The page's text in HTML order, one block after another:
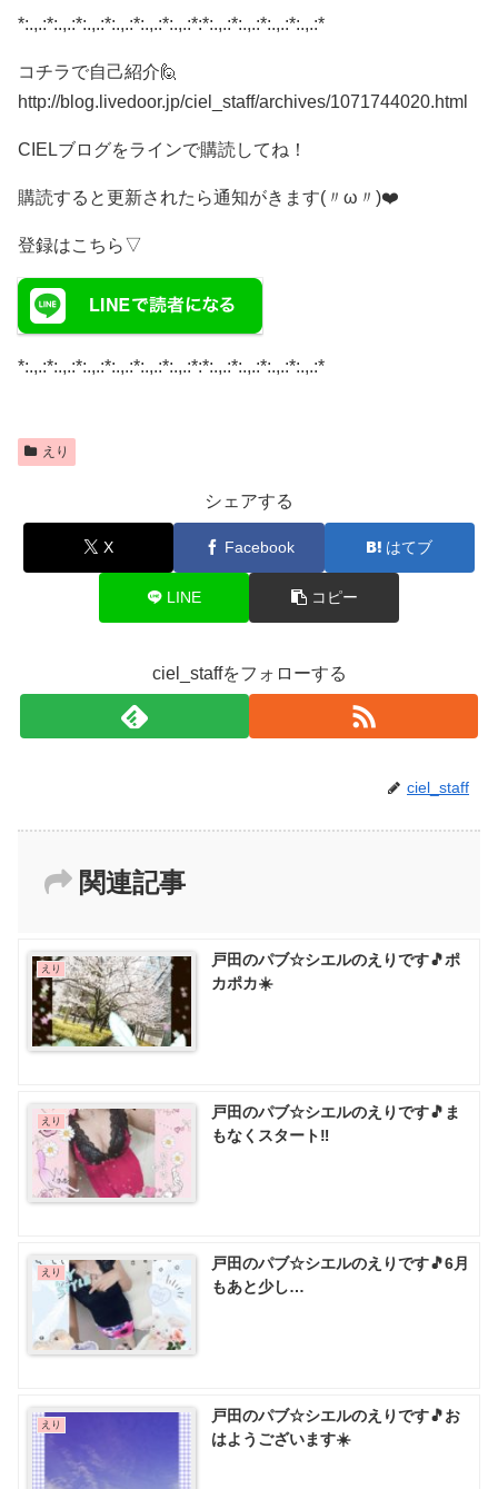
*:.,.:*:.,.:*:.,.:*:.,.:*:.,.:*:.,.:*:*:.,.:*:.,.:*:.,.:*:.,.:*
コチラで自己紹介🙋
http://blog.livedoor.jp/ciel_staff/archives/1071744020.html
CIELブログをラインで購読してね！
購読すると更新されたら通知がきます(〃ω〃)❤️
登録はこちら▽
*:.,.:*:.,.:*:.,.:*:.,.:*:.,.:*:.,.:*:*:.,.:*:.,.:*:.,.:*:.,.:*
えり
シェアする
X Facebook はてブ
LINE コピー
ciel_staffをフォローする
ciel_staff
関連記事
えり
戸田のパブ☆シエルのえりです🎵ポ
カポカ☀️
えり
戸田のパブ☆シエルのえりです🎵ま
もなくスタート‼️
えり
戸田のパブ☆シエルのえりです🎵6月
もあと少し…
えり
戸田のパブ☆シエルのえりです🎵お
はようございます☀️